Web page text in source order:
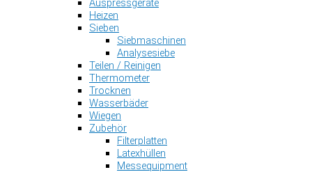
Auspressgeräte
Heizen
Sieben
Siebmaschinen
Analysesiebe
Teilen / Reinigen
Thermometer
Trocknen
Wasserbäder
Wiegen
Zubehör
Filterplatten
Latexhüllen
Messequipment